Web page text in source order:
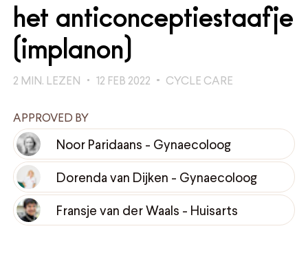
het anticonceptiestaafje
(implanon)
2 MIN. LEZEN 12 FEB 2022 CYCLE CARE
APPROVED BY
Noor Paridaans - Gynaecoloog
Dorenda van Dijken - Gynaecoloog
Fransje van der Waals - Huisarts